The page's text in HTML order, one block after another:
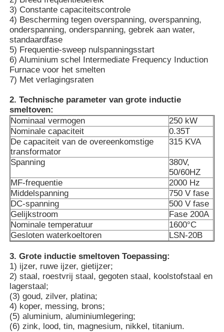
Ongeveer ons
Fabrieksreis
Contacteer ons
Nieuws
Gevallen
Verzoek om een Citaat
industriële smeltende oven
aluminium smeltoven
3) Constante capaciteitscontrole
4) Bescherming tegen overspanning, overspanning,
onderspanning, onderspanning, gebrek aan water,
standaardfase
5) Frequentie-sweep nulspanningsstart
6) Aluminium schel Intermediate Frequency Induction
Furnace voor het smelten
7) Met verlagingsraten
2. Technische parameter van grote inductie
smeltoven:
Nominaal vermogen
250 kW
Nominale capaciteit
0.35T
De capaciteit van de overeenkomstige
transformator
315 KVA
Spanning
380V,
50/60HZ
MF-frequentie
2000 Hz
Middelspanning
750 V fase
DC-spanning
500 V fase
Gelijkstroom
Fase 200A
Nominale temperatuur
1600°C
Gesloten waterkoeltoren
LSN-20B
3. Grote inductie smeltoven Toepassing:
1) ijzer, ruwe ijzer, gietijzer;
2) staal, roestvrij staal, gegoten staal, koolstofstaal en
lagerstaal;
(3) goud, zilver, platina;
4) koper, messing, brons;
(5) aluminium, aluminiumlegering;
(6) zink, lood, tin, magnesium, nikkel, titanium.